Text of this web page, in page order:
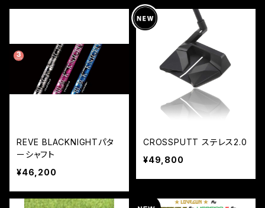
REVE BLACKNIGHTパタ
ーシャフト
¥46,200
CROSSPUTT ステレス2.0
¥49,800